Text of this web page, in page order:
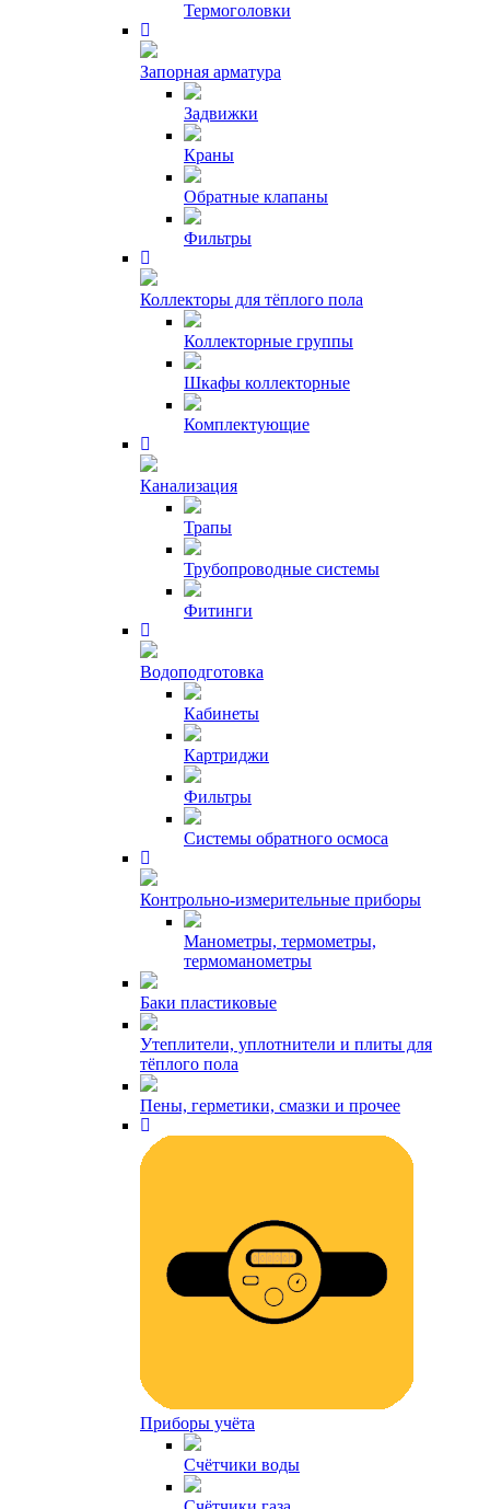
Термоголовки
Запорная арматура
Задвижки
Краны
Обратные клапаны
Фильтры
Коллекторы для тёплого пола
Коллекторные группы
Шкафы коллекторные
Комплектующие
Канализация
Трапы
Трубопроводные системы
Фитинги
Водоподготовка
Кабинеты
Картриджи
Фильтры
Системы обратного осмоса
Контрольно-измерительные приборы
Манометры, термометры,
термоманометры
Баки пластиковые
Утеплители, уплотнители и плиты для
тёплого пола
Пены, герметики, смазки и прочее
Приборы учёта
Счётчики воды